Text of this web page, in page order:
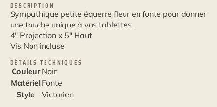
DESCRIPTION
Sympathique petite équerre fleur en fonte pour donner
une touche unique à vos tablettes.
4" Projection x 5" Haut
Vis Non incluse
DÉTAILS TECHNIQUES
Couleur Noir
Matériel Fonte
Style
Victorien